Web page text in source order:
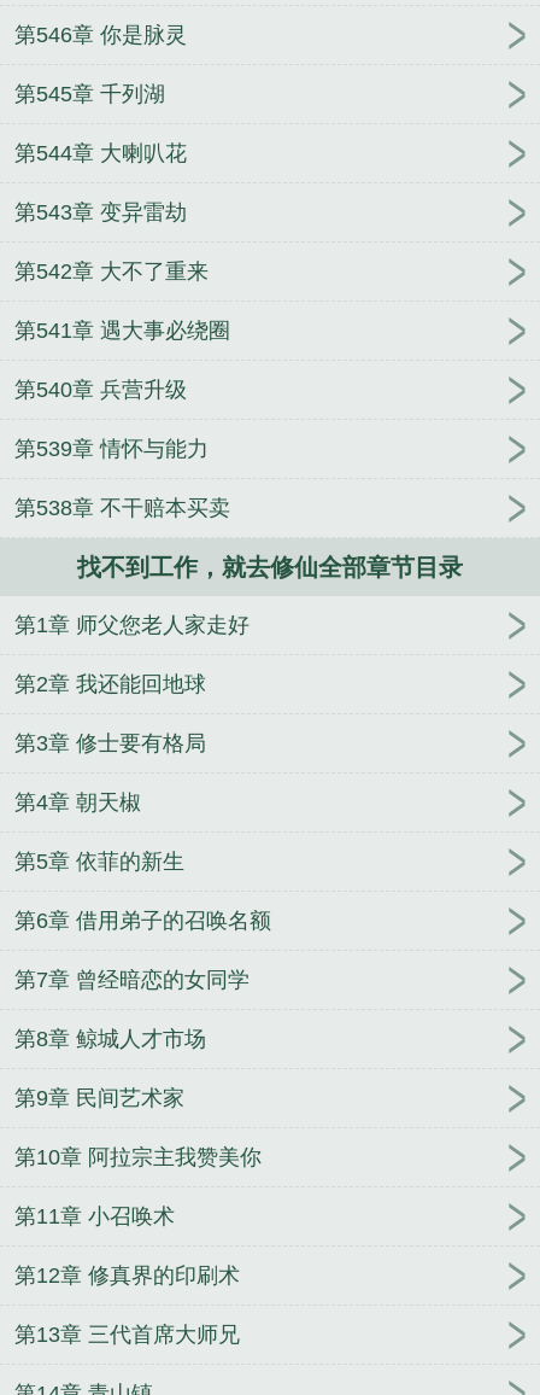
武道天家
六零奶团被读心，带飞全家成团宠
原神：
盘点原神十大名场面
大秦血衣侯：我以杀敌夺长生
双穿记你的人生我接了
星际恶雌就算F级，也能成为
万人迷
穿越修仙界成最强打工人
两个失忆的百岁老
心声后，废柴良娣杀疯了
穿书后，成了女尊帝女的
第546章 你是脉灵
第545章 千列湖
第544章 大喇叭花
第543章 变异雷劫
第542章 大不了重来
第541章 遇大事必绕圈
第540章 兵营升级
第539章 情怀与能力
第538章 不干赔本买卖
找不到工作，就去修仙全部章节目录
第1章 师父您老人家走好
第2章 我还能回地球
第3章 修士要有格局
第4章 朝天椒
第5章 依菲的新生
第6章 借用弟子的召唤名额
第7章 曾经暗恋的女同学
第8章 鲸城人才市场
第9章 民间艺术家
第10章 阿拉宗主我赞美你
第11章 小召唤术
第12章 修真界的印刷术
第13章 三代首席大师兄